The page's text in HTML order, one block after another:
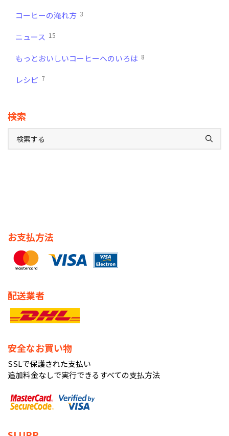
コーヒーの淹れ方 3
ニュース 15
もっとおいしいコーヒーへのいろは 8
レシピ 7
検索
お支払方法
配送業者
安全なお買い物
SSLで保護された支払い
追加料金なしで実行できるすべての支払方法